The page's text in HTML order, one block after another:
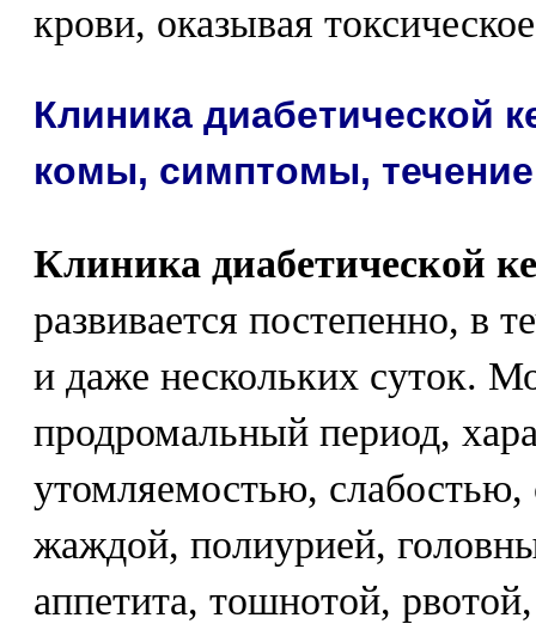
крови, оказывая
Клиника диабетической
комы, симптомы, течение
Клиника диабетической
развивается постепенно, в
и даже нескольких суток.
продромальный период,
утомляемостью, слабостью,
жаждой, полиурией,
аппетита, тошнотой,